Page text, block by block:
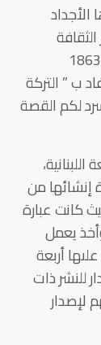
والفكر كيفما اتفق، تناقلوه بينهم منذ عام 1863
ب ” التركة
لكم القصة
إنشائها من
كانت عبارة
يعمل
أربعة
للنشر ذات
لإصدار